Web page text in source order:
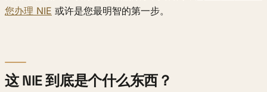
您办理 NIE 或许是您最明智的第一步。
这 NIE 到底是个什么东西？